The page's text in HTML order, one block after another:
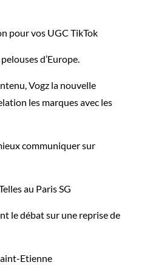
pour vos UGC TikTok
d’Europe.
Vogz la nouvelle
les marques avec les
communiquer sur
au Paris SG
le débat sur une reprise de
Etienne